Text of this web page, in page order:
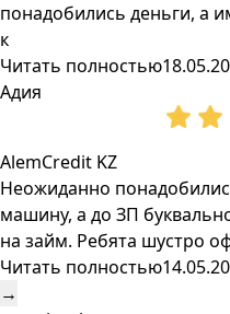
понадобились деньги, а
к
Читать полностью
Адия
AlemCredit KZ
Неожиданно
машину, а до ЗП
на займ. Ребята шустро
Читать полностью
→